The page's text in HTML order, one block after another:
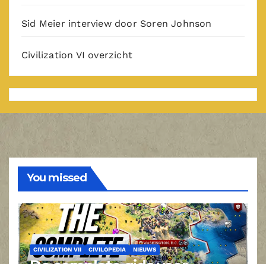
Sid Meier interview door Soren Johnson
Civilization VI overzicht
You missed
CIVILIZATION VII CIVILOPEDIA NIEUWS